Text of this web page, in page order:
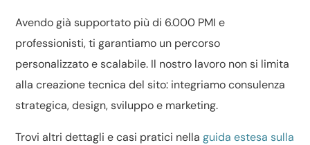
Avendo già supportato più di 6.000 PMI e
professionisti, ti garantiamo un percorso
personalizzato e scalabile. Il nostro lavoro non si limita
alla creazione tecnica del sito: integriamo consulenza
strategica, design, sviluppo e marketing.
Trovi altri dettagli e casi pratici nellaguida estesa sulla